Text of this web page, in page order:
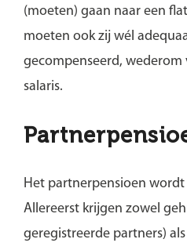
(moeten) gaan naar een
moeten ook zij wél
gecompenseerd, wederom
salaris.
Het partnerpensioen
Allereerst krijgen zowel
geregistreerde partners)